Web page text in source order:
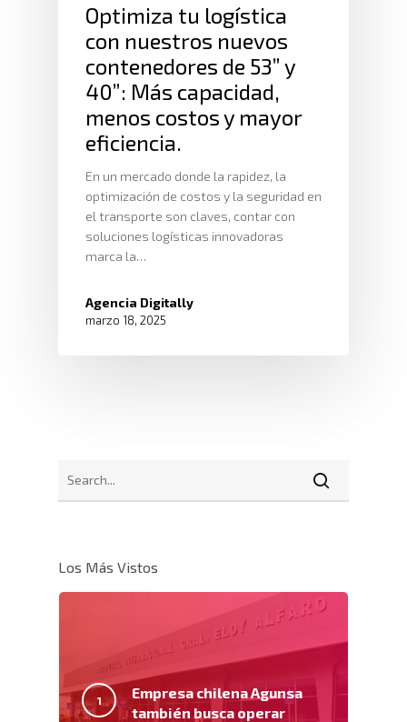
Optimiza tu logística
con nuestros nuevos
contenedores de 53” y
40”: Más capacidad,
menos costos y mayor
eficiencia.
En un mercado donde la rapidez, la
optimización de costos y la seguridad en
el transporte son claves, contar con
soluciones logísticas innovadoras
marca la…
Agencia Digitally
marzo 18, 2025
Los Más Vistos
Empresa chilena Agunsa
también busca operar